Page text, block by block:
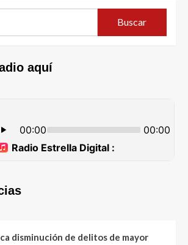
aquí
disminución de delitos de mayor